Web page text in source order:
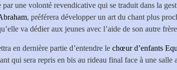
par une volonté revendicative qui se traduit dans la
, préférera développer un art du chant plus
va dédier aux jeunes avec l’aide de son autre
en dernière partie d’entendre le chœur d’enfants
qui sera repris en bis au rideau final face à une salle